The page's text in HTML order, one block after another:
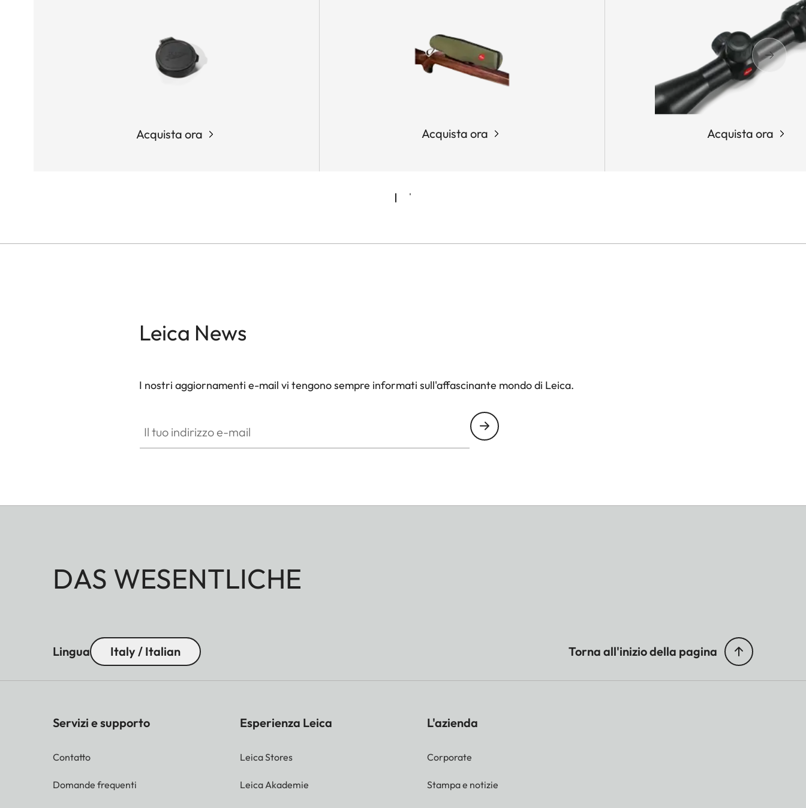
Acquista ora Acquista ora Acquista ora
Leica News
I nostri aggiornamenti e-mail vi tengono sempre informati sull'affascinante mondo di Leica.
DAS WESENTLICHE
Lingua Italy / Italian Torna all'inizio della pagina
Servizi e supporto
Contatto
Domande frequenti
Esperienza Leica
Leica Stores
Leica Akademie
L'azienda
Corporate
Stampa e notizie